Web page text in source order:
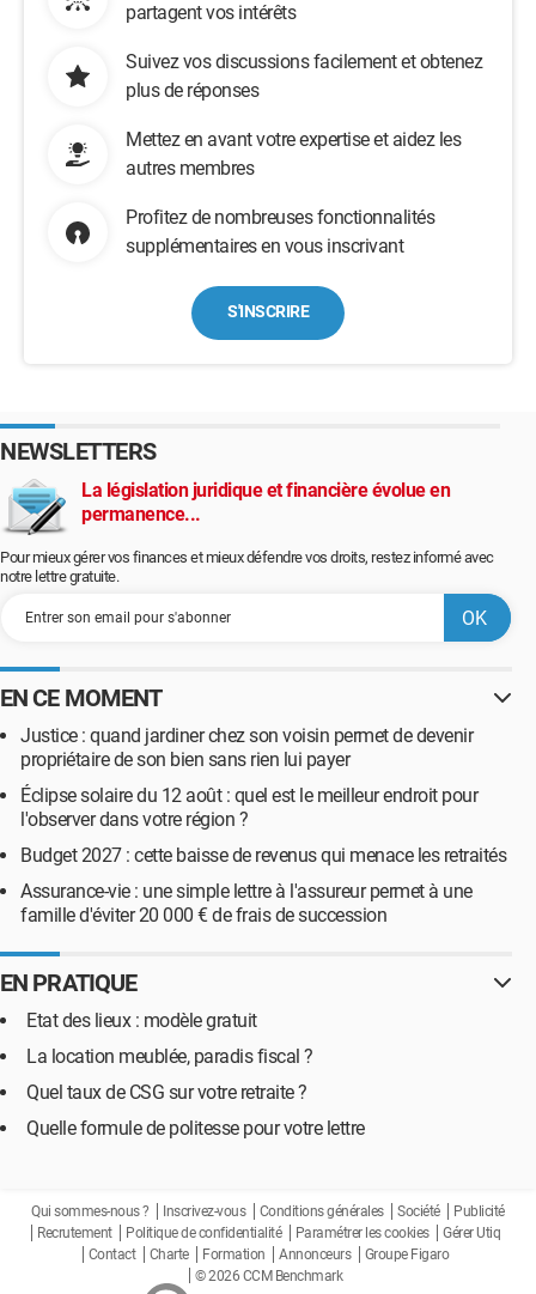
partagent vos intérêts
Suivez vos discussions facilement et obtenez
plus de réponses
Mettez en avant votre expertise et aidez les
autres membres
Profitez de nombreuses fonctionnalités
supplémentaires en vous inscrivant
S'INSCRIRE
NEWSLETTERS
La législation juridique et financière évolue en
permanence...
Pour mieux gérer vos finances et mieux défendre vos droits, restez informé avec
notre lettre gratuite.
EN CE MOMENT
Justice : quand jardiner chez son voisin permet de devenir
propriétaire de son bien sans rien lui payer
Éclipse solaire du 12 août : quel est le meilleur endroit pour
l'observer dans votre région ?
Budget 2027 : cette baisse de revenus qui menace les retraités
Assurance-vie : une simple lettre à l'assureur permet à une
famille d'éviter 20 000 € de frais de succession
EN PRATIQUE
Etat des lieux : modèle gratuit
La location meublée, paradis fiscal ?
Quel taux de CSG sur votre retraite ?
Quelle formule de politesse pour votre lettre
Qui sommes-nous ? Inscrivez-vous Conditions générales Société
Publicité
Recrutement
Politique de confidentialité Paramétrer les cookies
Gérer Utiq
Contact
Charte Formation Annonceurs
Groupe Figaro
© 2026 CCM Benchmark